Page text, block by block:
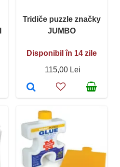
Tridiče puzzle značky
JUMBO
Disponibil în 14 zile
115,00 Lei